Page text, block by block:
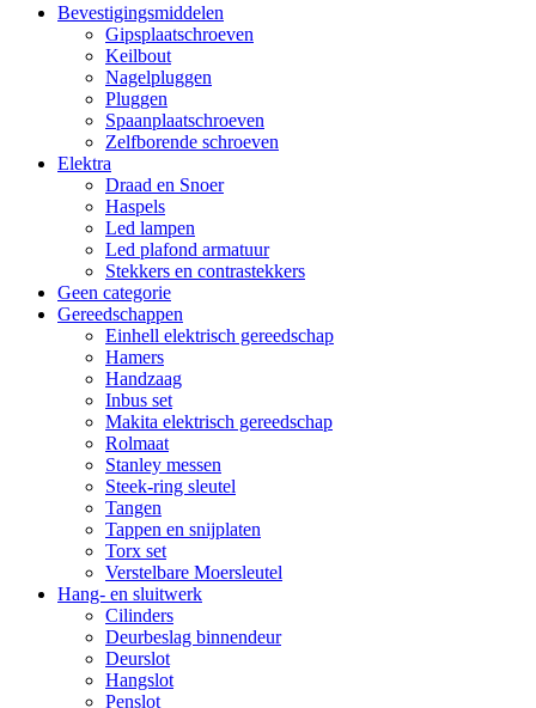
Bevestigingsmiddelen
Gipsplaatschroeven
Keilbout
Nagelpluggen
Pluggen
Spaanplaatschroeven
Zelfborende schroeven
Elektra
Draad en Snoer
Haspels
Led lampen
Led plafond armatuur
Stekkers en contrastekkers
Geen categorie
Gereedschappen
Einhell elektrisch gereedschap
Hamers
Handzaag
Inbus set
Makita elektrisch gereedschap
Rolmaat
Stanley messen
Steek-ring sleutel
Tangen
Tappen en snijplaten
Torx set
Verstelbare Moersleutel
Hang- en sluitwerk
Cilinders
Deurbeslag binnendeur
Deurslot
Hangslot
Penslot